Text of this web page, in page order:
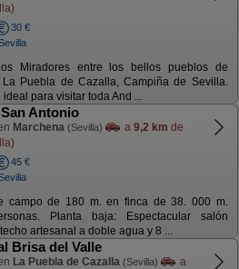
30 €
Miradores entre los bellos pueblos de
La Puebla de Cazalla, Campiña de Sevilla.
ideal para visitar toda And ...
Antonio
Marchena (Sevilla) a 9,2 km de
45 €
campo de 180 m. en finca de 38. 000 m.
Planta baja: Espectacular salón
artesanal a doble agua y 8 ...
Brisa del Valle
La Puebla de Cazalla (Sevilla)
a